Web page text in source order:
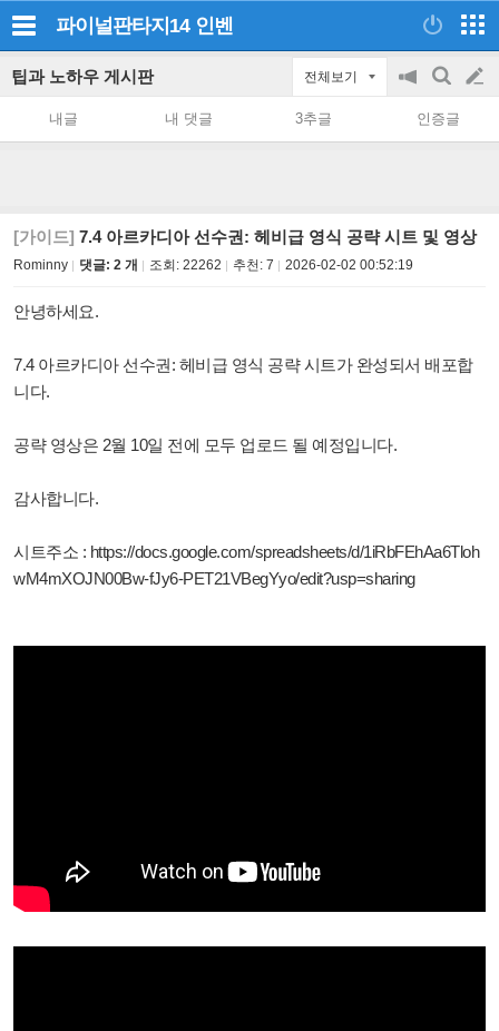
파이널판타지14 인벤
팁과 노하우 게시판 전체보기
공
on/off
검
색
글
쓰
내글 내 댓글 3추글 인증글
[가이드] 7.4 아르카디아 선수권: 헤비급 영식 공략 시트 및 영상
Rominny 댓글: 2 개 조회: 22262 추천: 7 2026-02-02 00:52:19
안녕하세요.
7.4 아르카디아 선수권: 헤비급 영식 공략 시트가 완성되서 배포합
니다.
공략 영상은 2월 10일 전에 모두 업로드 될 예정입니다.
감사합니다.
시트주소 : https://docs.google.com/spreadsheets/d/1iRbFEhAa6Tloh
wM4mXOJN00Bw-fJy6-PET21VBegYyo/edit?usp=sharing